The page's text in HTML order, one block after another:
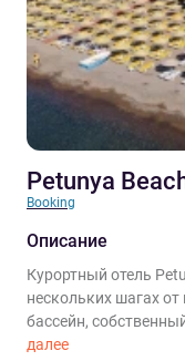
Petunya
Booking
Описание
Курортный отель
нескольких шагах
бассейн,
далее